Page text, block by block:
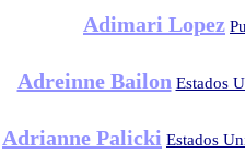
Adimari Lopez
Adreinne Bailon Estados
Adrianne Palicki Estados